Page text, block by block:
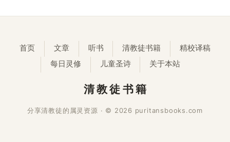
首页 文章 听书 清教徒书籍
精校译稿
每日灵修
儿童圣诗 关于本站